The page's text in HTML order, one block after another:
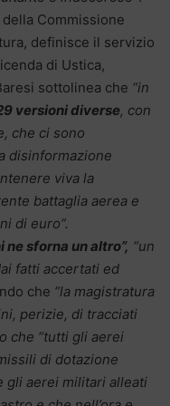
Commissione
definisce il servizio
di Ustica,
sottolinea che “in
versioni diverse, con
che ci sono
disinformazione
viva la
battaglia aerea e
di euro”.
sforna un altro”, “un
fatti accertati ed
che “la magistratura
perizie, di tracciati
che “tutti gli aerei
di dotazione
gli aerei militari alleati